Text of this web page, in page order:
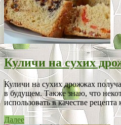
Куличи на сухих
Куличи на сухих дрожжах
в будущем. Также знаю, что
использовать в качестве
Далее